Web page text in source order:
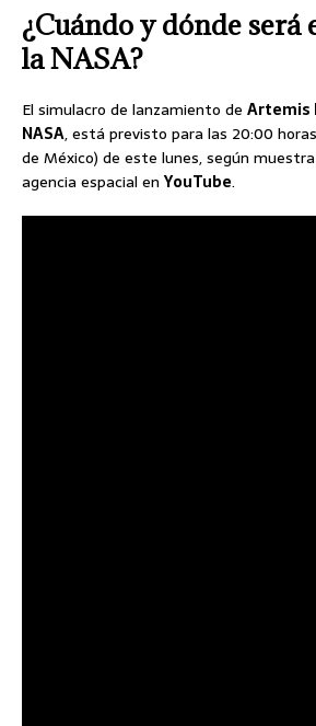
¿Cuándo y dónde será
la NASA?
El simulacro de lanzamiento de Artemis
NASA, está previsto para las 20:00
de México) de este lunes, según
agencia espacial en YouTube.